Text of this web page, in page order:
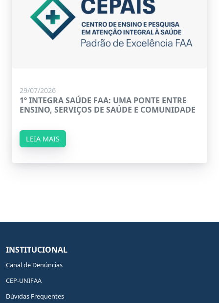
29/07/2026
1º INTEGRA SAÚDE FAA: UMA PONTE ENTRE
ENSINO, SERVIÇOS DE SAÚDE E COMUNIDADE
LEIA MAIS
INSTITUCIONAL
Canal de Denúncias
CEP-UNIFAA
Dúvidas Frequentes